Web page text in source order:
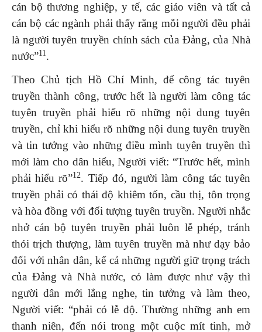
cán bộ thương nghiệp, y tế, các giáo viên và tất cả
cán bộ các ngành phải thấy rằng mỗi người đều phải
là người tuyên truyền chính sách của Đảng, của Nhà
nước”11.
Theo Chủ tịch Hồ Chí Minh, để công tác tuyên
truyền thành công, trước hết là người làm công tác
tuyên truyền phải hiểu rõ những nội dung tuyên
truyền, chỉ khi hiểu rõ những nội dung tuyên truyền
và tin tưởng vào những điều mình tuyên truyền thì
mới làm cho dân hiểu, Người viết: “Trước hết, mình
phải hiểu rõ”12. Tiếp đó, người làm công tác tuyên
truyền phải có thái độ khiêm tốn, cầu thị, tôn trọng
và hòa đồng với đối tượng tuyên truyền. Người nhắc
nhở cán bộ tuyên truyền phải luôn lễ phép, tránh
thói trịch thượng, làm tuyên truyền mà như dạy bảo
đối với nhân dân, kể cả những người giữ trọng trách
của Đảng và Nhà nước, có làm được như vậy thì
người dân mới lắng nghe, tin tưởng và làm theo,
Người viết: “phải có lễ độ. Thường những anh em
thanh niên, đến nói trong một cuộc mít tinh, mở